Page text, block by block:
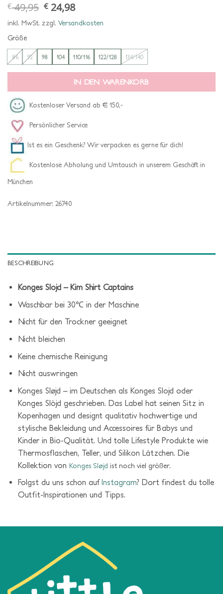
€49,95 ursprünglicher
preis
war:
€ 49,95
€ 24,98aktueller
preis
ist:
€ 24,98.
inkl. MwSt. zzgl. Versandkosten
Größe
86 92 98 104 110/116 122/128 134/140
IN DEN WARENKORB
Kostenloser Versand ab € 150,-
Persönlicher Service
Ist es ein Geschenk? Wir verpacken es gerne für dich!
Kostenlose Abholung und Umtausch in unserem Geschäft in
München
Artikelnummer: 26740
BESCHREIBUNG
Konges Slojd – Kim Shirt Captains
Waschbar bei 30℃ in der Maschine
Nicht für den Trockner geeignet
Nicht bleichen
Keine chemische Reinigung
Nicht auswringen
Konges Sløjd – im Deutschen als Konges Slojd oder
Konges Slöjd geschrieben. Das Label hat seinen Sitz in
Kopenhagen und designt qualitativ hochwertige und
stylische Bekleidung und Accessoires für Babys und
Kinder in Bio-Qualität. Und tolle Lifestyle Produkte wie
Thermosflaschen, Teller, und Silikon Lätzchen. Die
Kollektion von Konges Sløjd ist noch viel größer.
Folgst du uns schon auf Instagram? Dort findest du tolle
Outfit-Inspirationen und Tipps.